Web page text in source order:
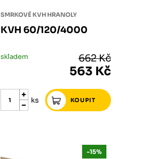
SMRKOVÉ KVH HRANOLY
KVH 60/120/4000
skladem 662 Kč
563 Kč
ks
-15%